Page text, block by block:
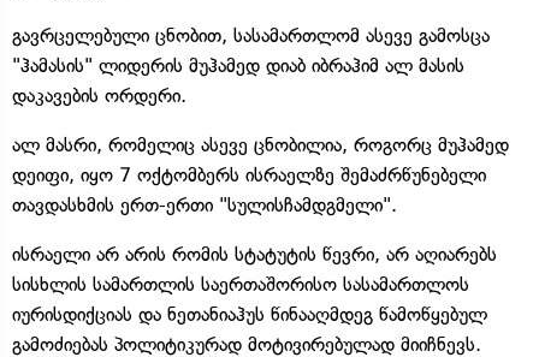
გავრცელებული ცნობით, სასამართლომ ასევე გამოსცა
"ჰამასის" ლიდერის მუჰამედ დიაბ იბრაჰიმ ალ მასის
დაკავების ორდერი.
ალ მასრი, რომელიც ასევე ცნობილია, როგორც მუჰამედ
დეიფი, იყო 7 ოქტომბერს ისრაელზე შემაძრწუნებელი
თავდასხმის ერთ-ერთი "სულისჩამდგმელი".
ისრაელი არ არის რომის სტატუტის წევრი, არ აღიარებს
სისხლის სამართლის საერთაშორისო სასამართლოს
იურისდიქციას და ნეთანიაჰუს წინააღმდეგ წამოწყებულ
გამოძიებას პოლიტიკურად მოტივირებულად მიიჩნევს.